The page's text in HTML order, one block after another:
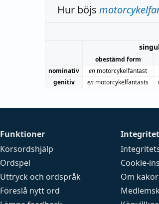
Hur böjs
obestämd form
nominativ
en motorcykelfantast
genitiv
en motorcykelfantasts
Funktioner
Korsordshjälp
Ordspel
Uttryck och ordspråk
Föreslå nytt ord
Cookie-
Om kakor